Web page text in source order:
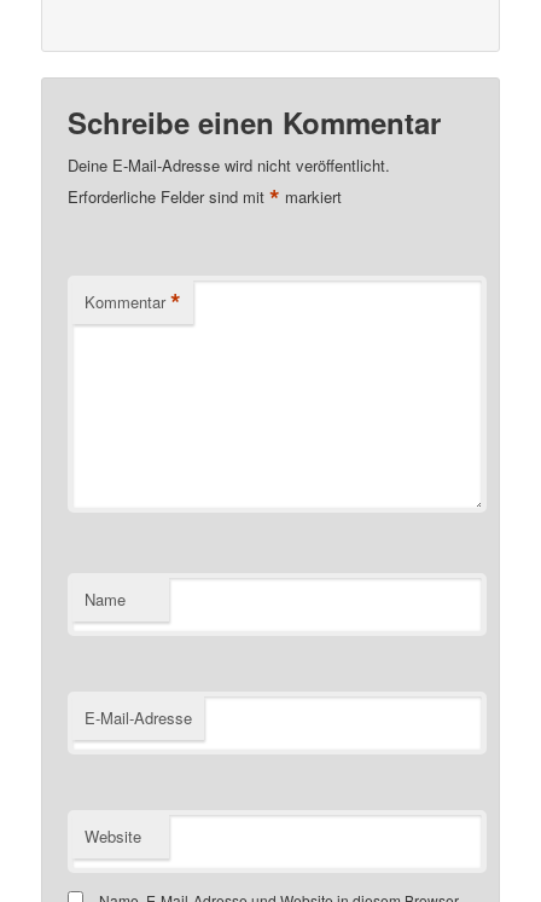
Schreibe einen Kommentar
Deine E-Mail-Adresse wird nicht veröffentlicht.
Erforderliche Felder sind mit* markiert
Kommentar *
Name
E-Mail-Adresse
Website